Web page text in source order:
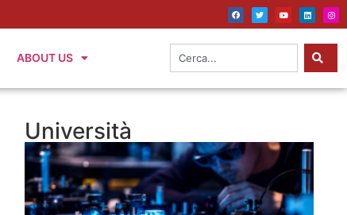
ABOUT US
Università